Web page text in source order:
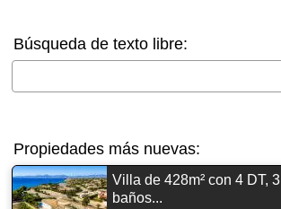
Búsqueda de texto libre:
Propiedades más nuevas:
Villa de 428m² con 4 DT, 3
baños...